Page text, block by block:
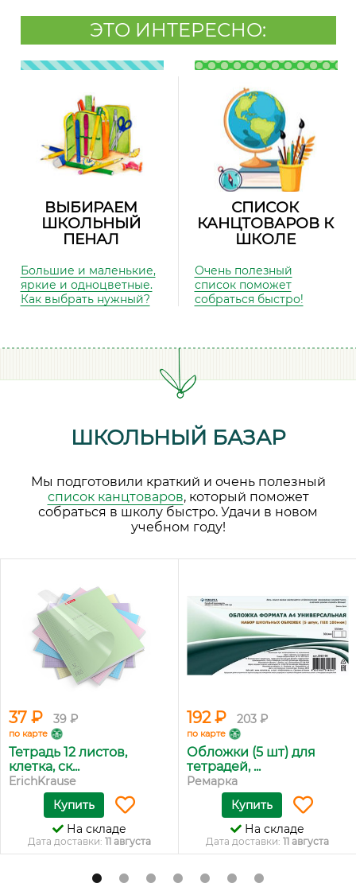
ЭТО ИНТЕРЕСНО:
ВЫБИРАЕМ
ШКОЛЬНЫЙ
ПЕНАЛ
Большие и маленькие,
яркие и одноцветные.
Как выбрать нужный?
СПИСОК
КАНЦТОВАРОВ К
ШКОЛЕ
Очень полезный
список поможет
собраться быстро!
ШКОЛЬНЫЙ БАЗАР
Мы подготовили краткий и очень полезный
список канцтоваров, который поможет
собраться в школу быстро. Удачи в новом
учебном году!
37 ₽ 39 ₽
по карте
Тетрадь 12 листов,
клетка, ск...
ErichKrause
Купить
На складе
Дата доставки: 11 августа
192 ₽ 203 ₽
по карте
Обложки (5 шт) для
тетрадей, ...
Ремарка
Купить
На складе
Дата доставки: 11 августа